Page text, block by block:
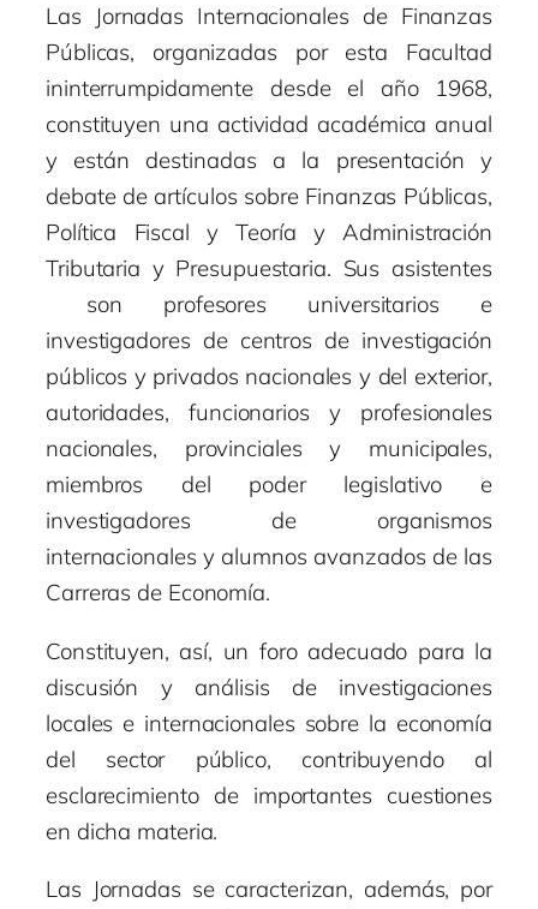
Las Jornadas Internacionales de Finanzas
Públicas, organizadas por esta Facultad
ininterrumpidamente desde el año 1968,
constituyen una actividad académica anual
y están destinadas a la presentación y
debate de artículos sobre Finanzas Públicas,
Política Fiscal y Teoría y Administración
Tributaria y Presupuestaria. Sus asistentes
son profesores universitarios e
investigadores de centros de investigación
públicos y privados nacionales y del exterior,
autoridades, funcionarios y profesionales
nacionales, provinciales y municipales,
miembros del poder legislativo e
investigadores de organismos
internacionales y alumnos avanzados de las
Carreras de Economía.
Constituyen, así, un foro adecuado para la
discusión y análisis de investigaciones
locales e internacionales sobre la economía
del sector público, contribuyendo al
esclarecimiento de importantes cuestiones
en dicha materia.
Las Jornadas se caracterizan, además, por